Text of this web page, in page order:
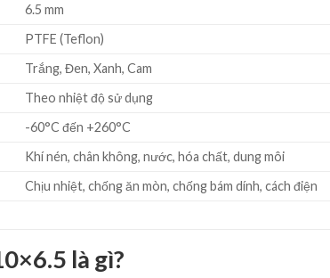
6.5 mm
PTFE (Teflon)
Trắng, Đen, Xanh, Cam
Theo nhiệt độ sử dụng
-60°C đến +260°C
Khí nén, chân không, nước, hóa chất, dung môi
Chịu nhiệt, chống ăn mòn, chống bám dính, cách điện
là gì?